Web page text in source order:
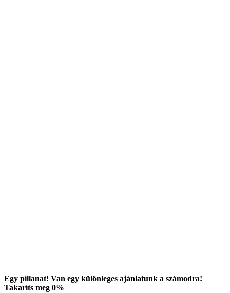
Egy pillanat! Van egy különleges ajánlatunk a számodra!
Takaríts meg 0%